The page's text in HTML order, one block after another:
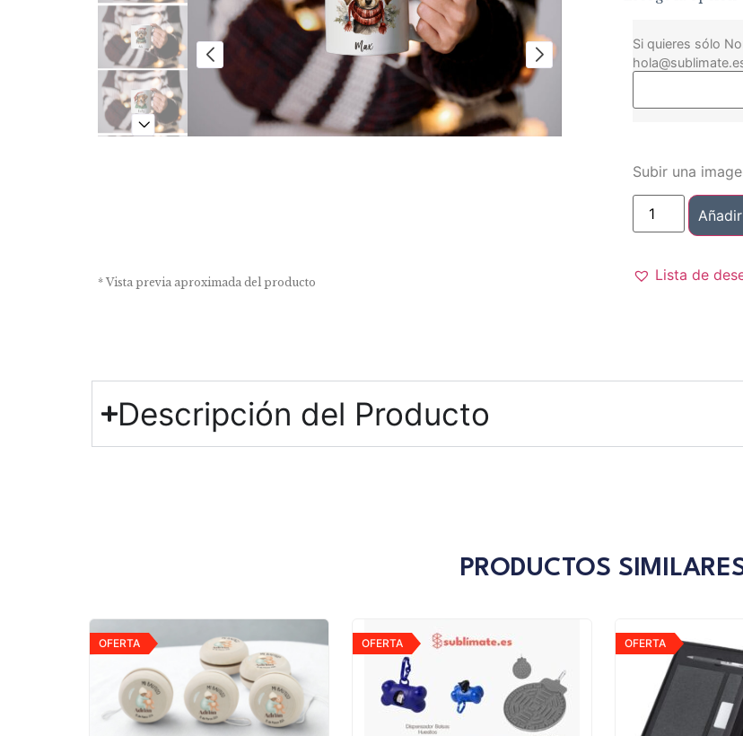
* Vista previa aproximada del producto
Si quieres sólo
Subir una
Lista de
Descripción del Producto
PRODUCTOS
OFERTA OFERTA OFERTA